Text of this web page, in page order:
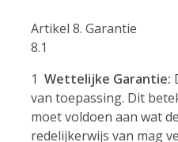
Artikel 8. Garantie
8.1
1 Wettelijke Garantie:
van toepassing. Dit
moet voldoen aan wat
redelijkerwijs van mag